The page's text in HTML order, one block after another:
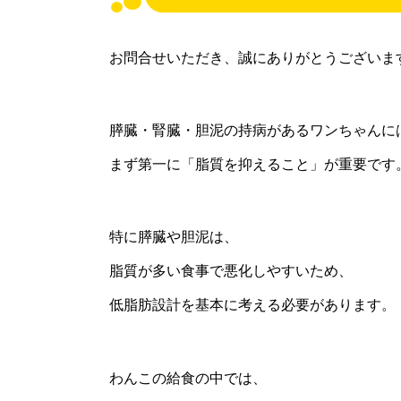
お問合せいただき、誠にありがとうございま
膵臓・腎臓・胆泥の持病があるワンちゃんに
まず第一に「脂質を抑えること」が重要です
特に膵臓や胆泥は、
脂質が多い食事で悪化しやすいため、
低脂肪設計を基本に考える必要があります。
わんこの給食の中では、